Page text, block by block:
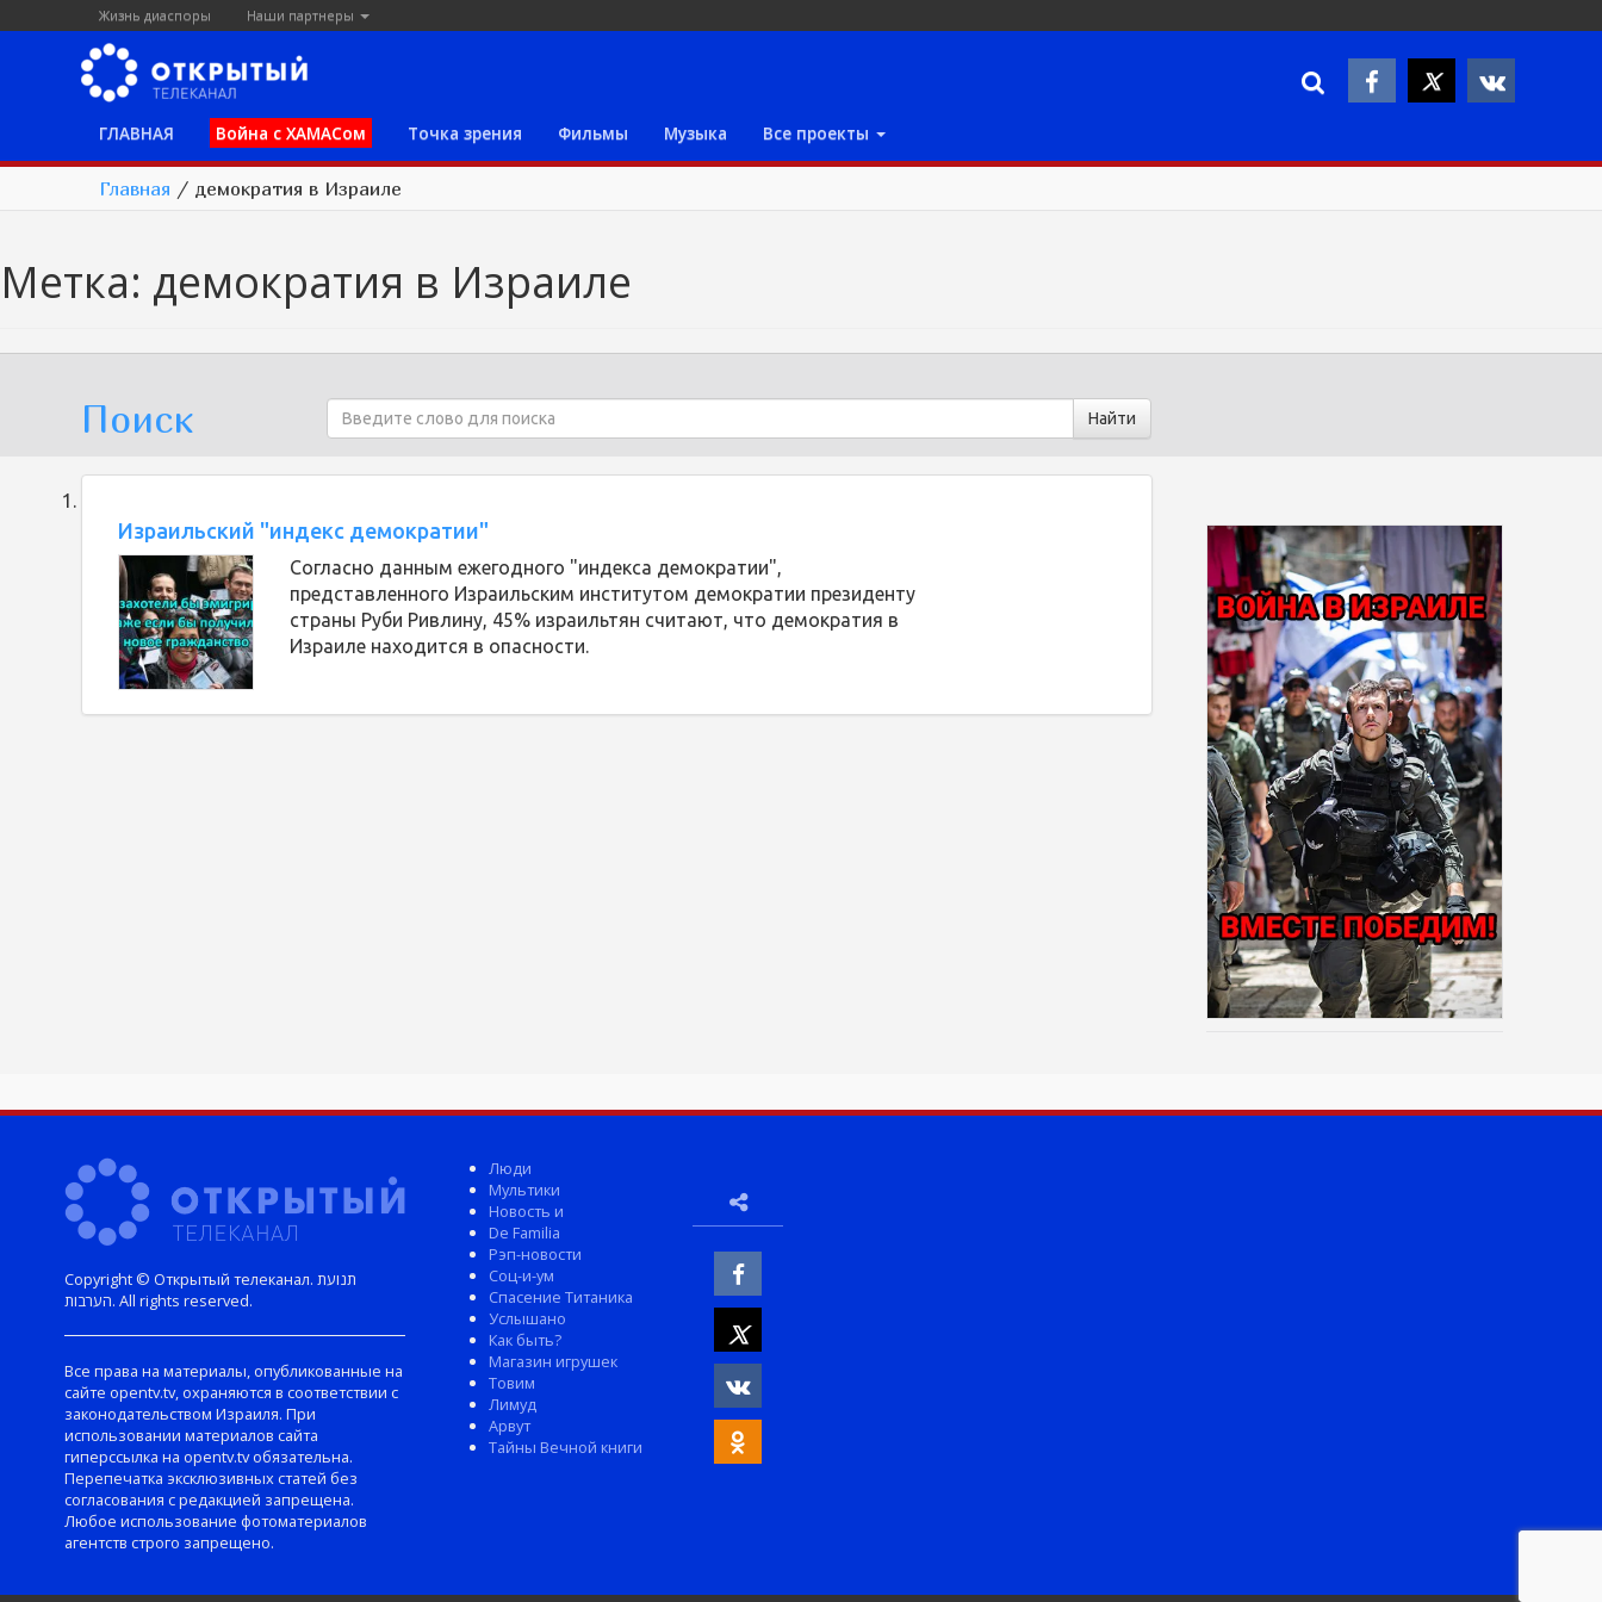
Жизнь диаспоры Наши партнеры
ГЛАВНАЯ Война с ХАМАСом Точка зрения Фильмы Музыка Все проекты
Главная / демократия в Израиле
Метка: демократия в Израиле
Поиск
Израильский "индекс демократии"
Согласно данным ежегодного "индекса демократии",
представленного Израильским институтом демократии президенту
страны Руби Ривлину, 45% израильтян считают, что демократия в
Израиле находится в опасности.
Copyright © Открытый телеканал. תנועת
הערבות. All rights reserved.
Все права на материалы, опубликованные на
сайте opentv.tv, охраняются в соответствии с
законодательством Израиля. При
использовании материалов сайта
гиперссылка на opentv.tv обязательна.
Перепечатка эксклюзивных статей без
согласования с редакцией запрещена.
Любое использование фотоматериалов
агентств строго запрещено.
Люди
Мультики
Новость и
De Familia
Рэп-новости
Соц-и-ум
Спасение Титаника
Услышано
Как быть?
Магазин игрушек
Товим
Лимуд
Арвут
Тайны Вечной книги